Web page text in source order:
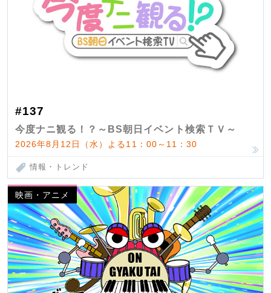
#137
今度ナニ観る！？～BS朝日イベント検索ＴＶ～
2026年8月12日（水）よる11：00～11：30
情報・トレンド
映画・アニメ